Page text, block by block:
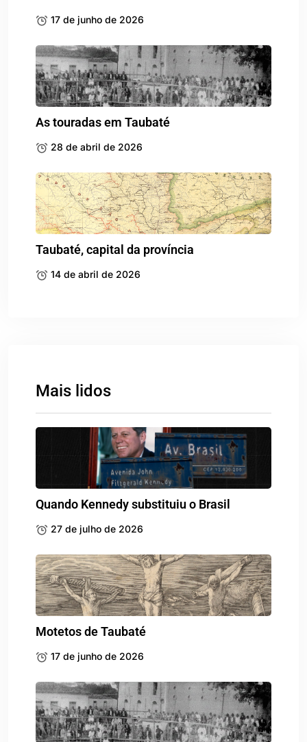
17 de junho de 2026
As touradas em Taubaté
28 de abril de 2026
Taubaté, capital da província
14 de abril de 2026
Mais lidos
Quando Kennedy substituiu o Brasil
27 de julho de 2026
Motetos de Taubaté
17 de junho de 2026